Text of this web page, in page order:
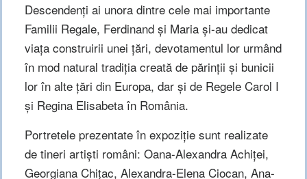
Descendenți ai unora dintre cele mai importante
Familii Regale, Ferdinand și Maria și-au dedicat
viața construirii unei țări, devotamentul lor urmând
în mod natural tradiția creată de părinții și bunicii
lor în alte țări din Europa, dar și de Regele Carol I
și Regina Elisabeta în România.
Portretele prezentate în expoziție sunt realizate
de tineri artiști români: Oana-Alexandra Achiței,
Georgiana Chițac, Alexandra-Elena Ciocan, Ana-